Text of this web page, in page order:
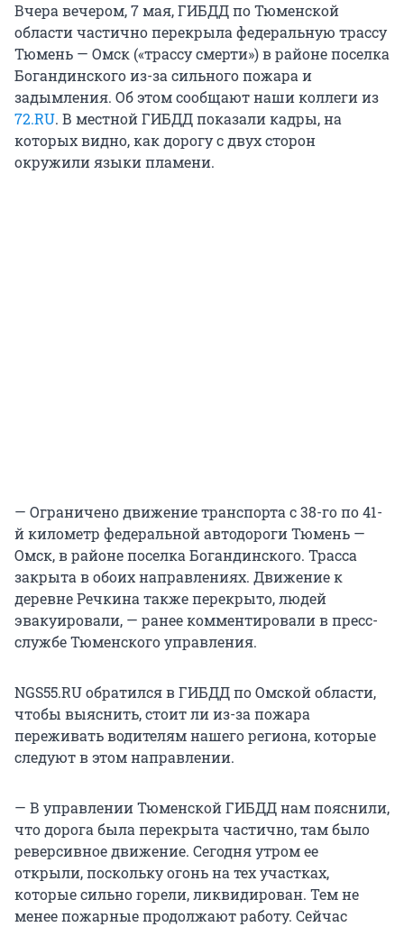
Вчера вечером, 7 мая, ГИБДД по Тюменской
области частично перекрыла федеральную трассу
Тюмень — Омск («трассу смерти») в районе поселка
Богандинского из-за сильного пожара и
задымления. Об этом сообщают наши коллеги из
72.RU. В местной ГИБДД показали кадры, на
которых видно, как дорогу с двух сторон
окружили языки пламени.
— Ограничено движение транспорта с 38-го по 41-
й километр федеральной автодороги Тюмень —
Омск, в районе поселка Богандинского. Трасса
закрыта в обоих направлениях. Движение к
деревне Речкина также перекрыто, людей
эвакуировали, — ранее комментировали в пресс-
службе Тюменского управления.
NGS55.RU обратился в ГИБДД по Омской области,
чтобы выяснить, стоит ли из-за пожара
переживать водителям нашего региона, которые
следуют в этом направлении.
— В управлении Тюменской ГИБДД нам пояснили,
что дорога была перекрыта частично, там было
реверсивное движение. Сегодня утром ее
открыли, поскольку огонь на тех участках,
которые сильно горели, ликвидирован. Тем не
менее пожарные продолжают работу. Сейчас